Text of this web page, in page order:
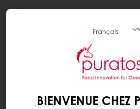
BIENVENUE CHEZ